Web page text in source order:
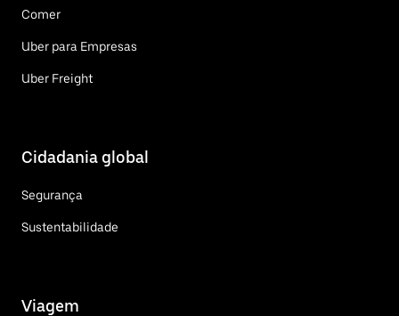
Comer
Uber para Empresas
Uber Freight
Cidadania global
Segurança
Sustentabilidade
Viagem